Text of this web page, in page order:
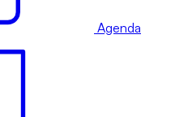
Agenda